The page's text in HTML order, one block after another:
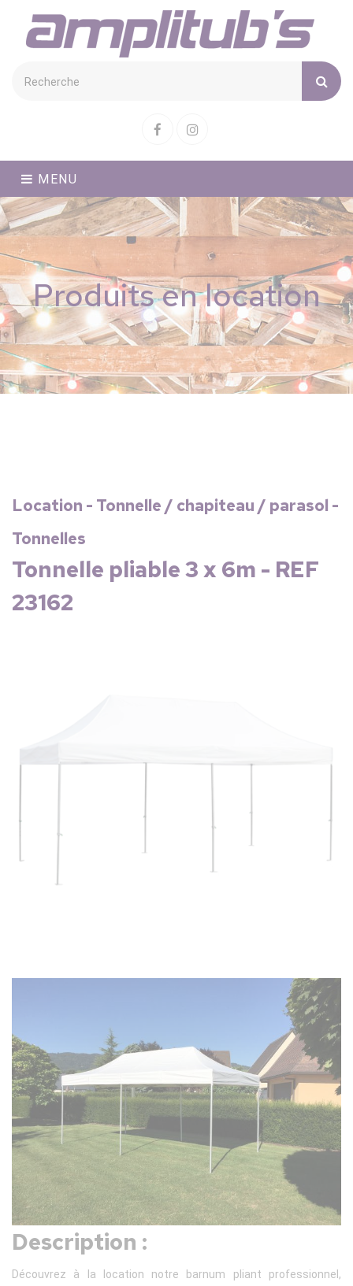
FacebookInstagram
MENU
Produits en location
Location - Tonnelle / chapiteau / parasol -
Tonnelles
Tonnelle pliable 3 x 6m - REF
23162
Description :
Découvrez à la location notre barnum pliant professionnel,
Cookies management panel